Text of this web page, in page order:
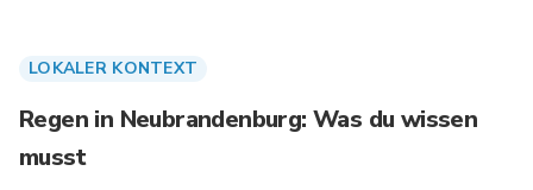
LOKALER KONTEXT
Regen in Neubrandenburg: Was du wissen
musst